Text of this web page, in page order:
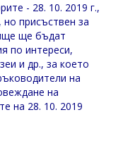
- 28. 10. 2019 г.,
присъствен за
ще бъдат
по интереси,
и др., за което
на
на
на 28. 10. 2019